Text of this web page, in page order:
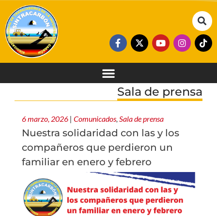
Sala de prensa
6 marzo, 2026 | Comunicados, Sala de prensa
Nuestra solidaridad con las y los
compañeros que perdieron un
familiar en enero y febrero